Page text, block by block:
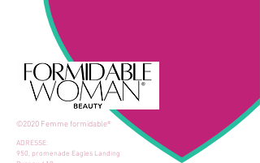
©2020 Femme formidable®
ADRESSE:
950, promenade Eagles Landing